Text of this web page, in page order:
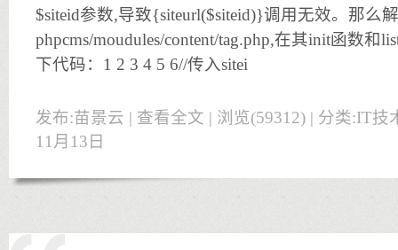
$siteid参数,导致{siteurl($siteid)}调用无效。那么
phpcms/moudules/content/tag.php,在其init函数和
下代码：1 2 3 4 5 6//传入sitei
发布:苗景云 | 查看全文 | 浏览(59312) | 分类:IT技
11月13日